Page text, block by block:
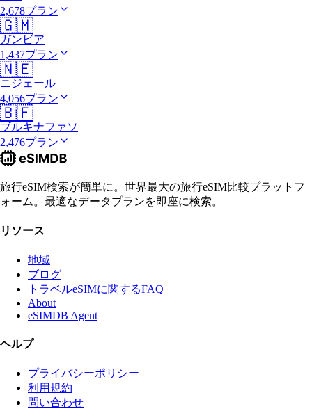
2,678プラン
🇬🇲
ガンビア
1,437プラン
🇳🇪
ニジェール
4,056プラン
🇧🇫
ブルキナファソ
2,476プラン
旅行eSIM検索が簡単に。世界最大の旅行eSIM比較プラットフ
ォーム。最適なデータプランを即座に検索。
リソース
地域
ブログ
トラベルeSIMに関するFAQ
About
eSIMDB Agent
ヘルプ
プライバシーポリシー
利用規約
問い合わせ